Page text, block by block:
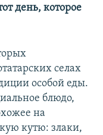
день, которое
селах
особой еды.
блюдо,
на
кутю: злаки,